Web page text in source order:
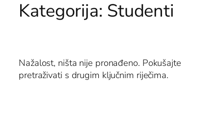
Kategorija: Studenti
Nažalost, ništa nije pronađeno. Pokušajte
pretraživati ​​s drugim ključnim riječima.